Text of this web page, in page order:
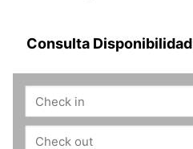
Consulta